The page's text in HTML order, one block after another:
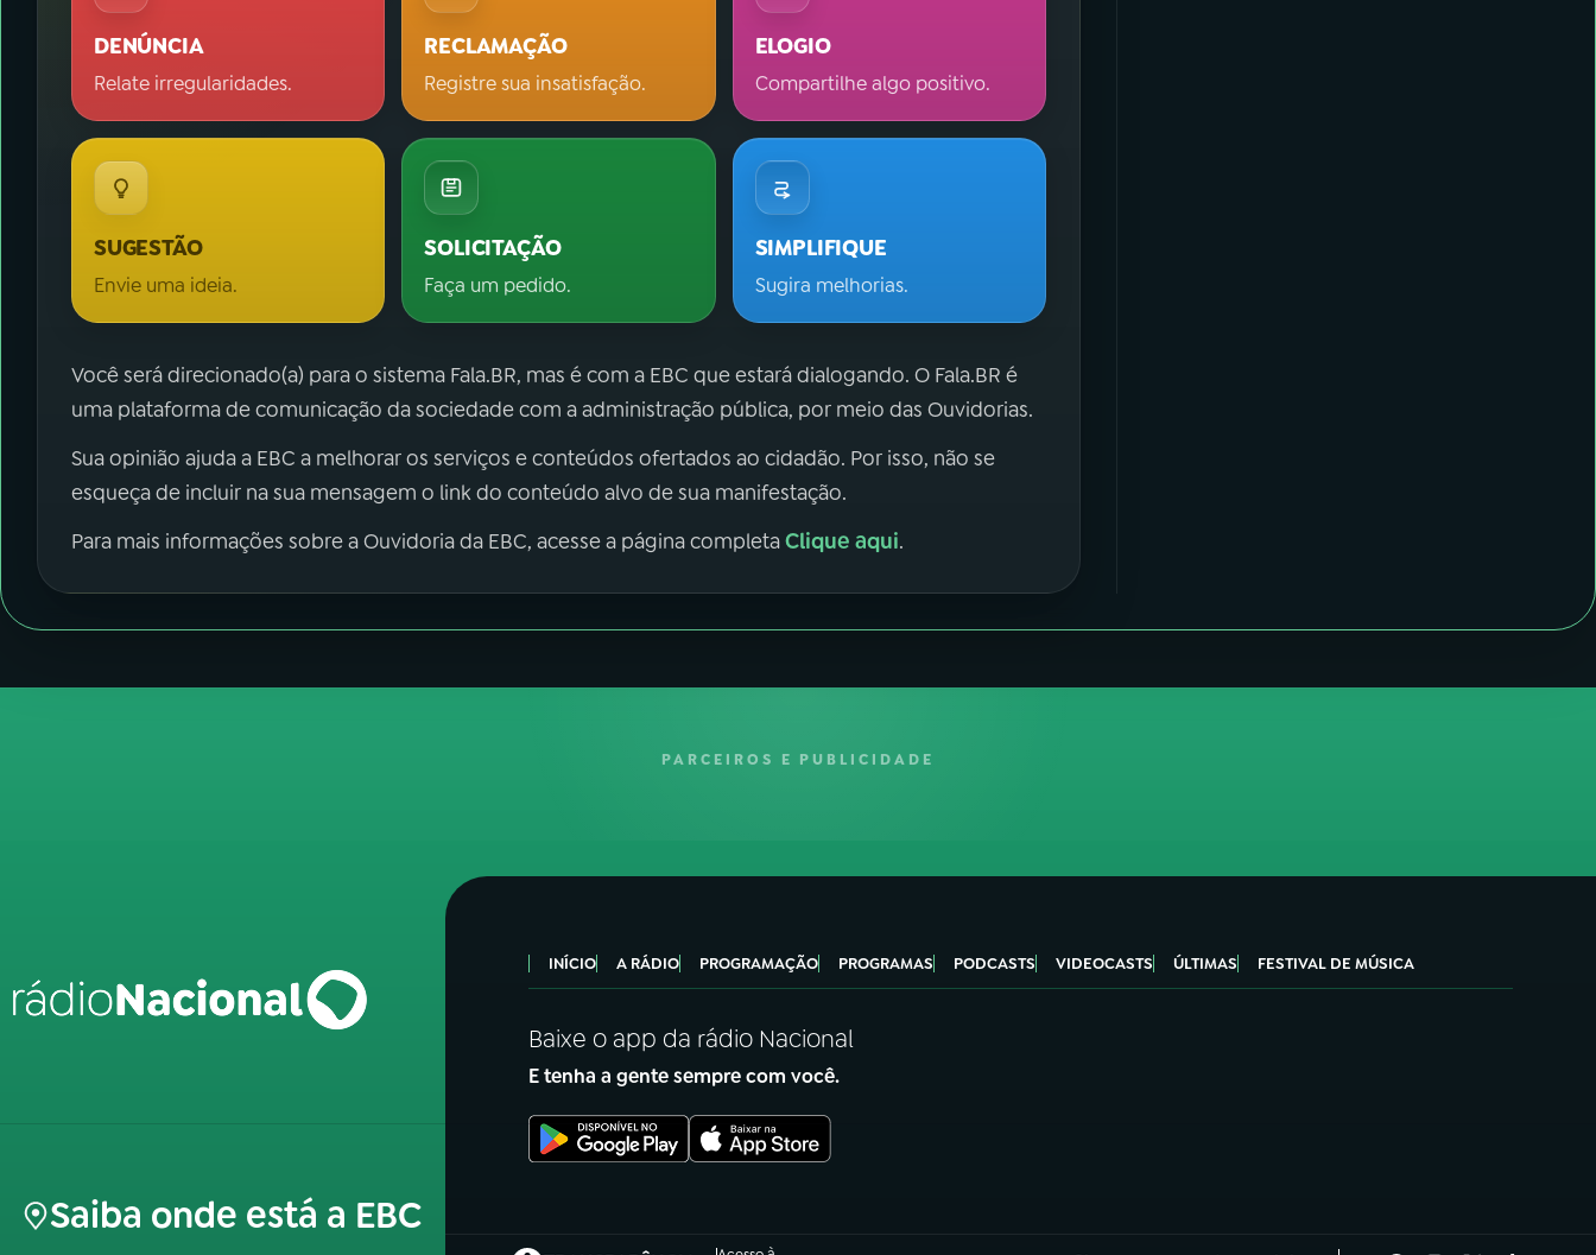
DENÚNCIA
Relate irregularidades.
RECLAMAÇÃO
Registre sua insatisfação.
ELOGIO
Compartilhe algo positivo.
SUGESTÃO
Envie uma ideia.
SOLICITAÇÃO
Faça um pedido.
SIMPLIFIQUE
Sugira melhorias.
Você será direcionado(a) para o sistema Fala.BR, mas é com a EBC que estará dialogando. O Fala.BR é
uma plataforma de comunicação da sociedade com a administração pública, por meio das Ouvidorias.
Sua opinião ajuda a EBC a melhorar os serviços e conteúdos ofertados ao cidadão. Por isso, não se
esqueça de incluir na sua mensagem o link do conteúdo alvo de sua manifestação.
Para mais informações sobre a Ouvidoria da EBC, acesse a página completaClique aqui.
PARCEIROS E PUBLICIDADE
Saiba onde está a EBC
INÍCIO A RÁDIO PROGRAMAÇÃO PROGRAMAS PODCASTS VIDEOCASTS ÚLTIMAS FESTIVAL DE MÚSICA
Baixe o app da rádio Nacional
E tenha a gente sempre com você.